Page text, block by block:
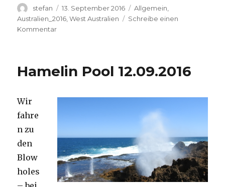
Autor
stefan
Veröffentlicht
am
13. September 2016 Kategorien
Allgemein
Australien_2016 ,West Australien
Schreibe einen
Kommentarzu
Hamelin Pool 12.09.2016
Wir
fahre
n zu
den
Blow
holes